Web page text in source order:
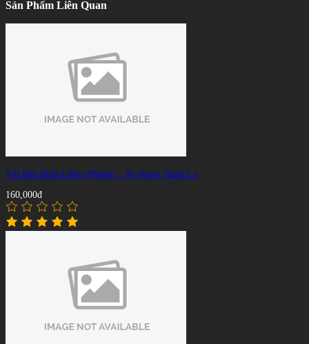
Sản Phẩm Liên Quan
Vải Bàn Bida Libre (Phăng) - Xi Ngoại Xanh Lá
160,000đ